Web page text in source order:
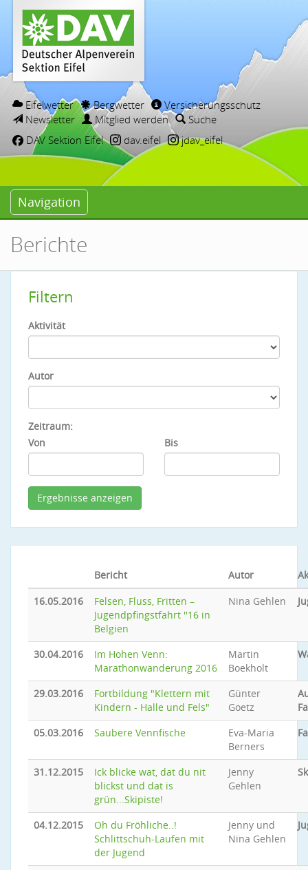
Eifelwetter Bergwetter
Versicherungsschutz
Newsletter
Mitglied werden
Suche
DAV Sektion Eifel
dav.eifel jdav_eifel
Navigation
Berichte
Filtern
Aktivität
Autor
Zeitraum:
Von
Bis
Bericht Autor
16.05.2016
Felsen, Fluss, Fritten –
Jugendpfingstfahrt ''16 in
Belgien
Nina Gehlen
30.04.2016
Im Hohen Venn:
Marathonwanderung 2016
Martin
Boekholt
29.03.2016
Fortbildung "Klettern mit
Kindern - Halle und Fels"
Günter
Goetz
05.03.2016
Saubere Vennfische
Eva-Maria
Berners
31.12.2015
Ick blicke wat, dat du nit
blickst und dat is
grün...Skipiste!
Jenny
Gehlen
04.12.2015
Oh du Fröhliche..!
Schlittschuh-Laufen mit
der Jugend
Jenny und
Nina Gehlen